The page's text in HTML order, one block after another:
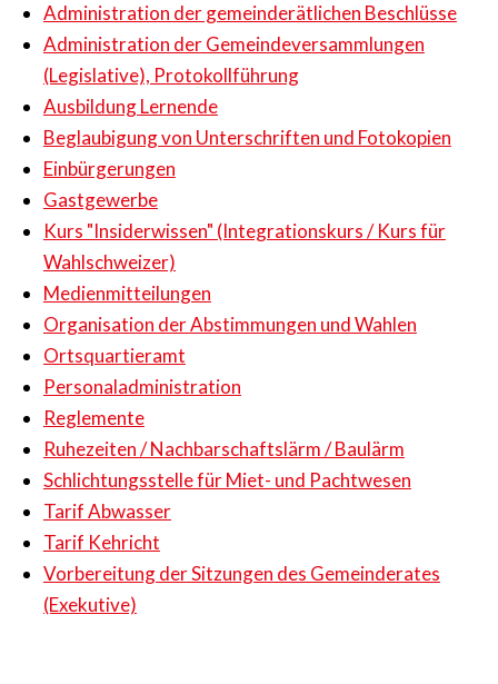
Administration der gemeinderätlichen Beschlüsse
Administration der Gemeindeversammlungen
(Legislative), Protokollführung
Ausbildung Lernende
Beglaubigung von Unterschriften und Fotokopien
Einbürgerungen
Gastgewerbe
Kurs "Insiderwissen" (Integrationskurs / Kurs für
Wahlschweizer)
Medienmitteilungen
Organisation der Abstimmungen und Wahlen
Ortsquartieramt
Personaladministration
Reglemente
Ruhezeiten / Nachbarschaftslärm / Baulärm
Schlichtungsstelle für Miet- und Pachtwesen
Tarif Abwasser
Tarif Kehricht
Vorbereitung der Sitzungen des Gemeinderates
(Exekutive)